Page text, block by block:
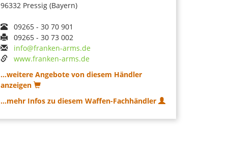
96332 Pressig (Bayern)
09265 - 30 70 901
09265 - 30 73 002
info@franken-arms.de
www.franken-arms.de
...weitere Angebote von diesem Händler
anzeigen
...mehr Infos zu diesem Waffen-Fachhändler